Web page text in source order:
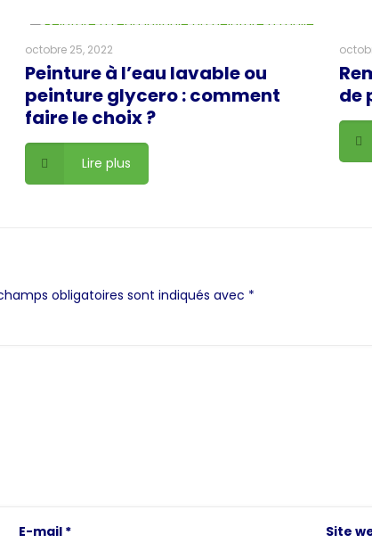
octobre 25, 2022
Peinture à l’eau lavable ou
peinture glycero : comment
faire le choix ?
Lire plus
de
obligatoires sont indiqués avec *
E-mail * Site